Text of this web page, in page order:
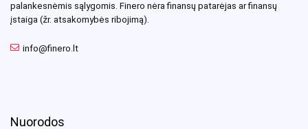
palankesnėmis sąlygomis. Finero nėra finansų patarėjas ar finansų
įstaiga (žr. atsakomybės ribojimą).
info@finero.lt
Nuorodos